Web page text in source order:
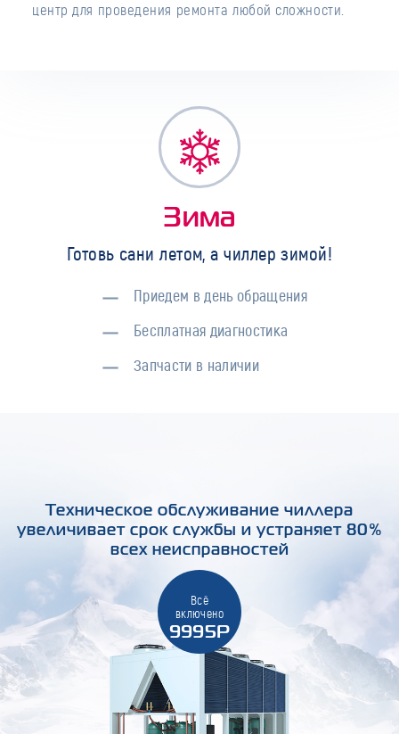
центр для проведения ремонта любой сложности.
Зима
Готовь сани летом, а чиллер зимой!
Приедем в день обращения
Бесплатная диагностика
Запчасти в наличии
Техническое обслуживание чиллера
увеличивает срок службы и устраняет 80%
всех неисправностей
Всё
включено
9995Р